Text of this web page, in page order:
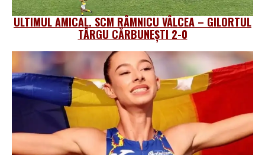
ULTIMUL AMICAL. SCM RÂMNICU VÂLCEA – GILORTUL
TÂRGU CĂRBUNEȘTI 2-0